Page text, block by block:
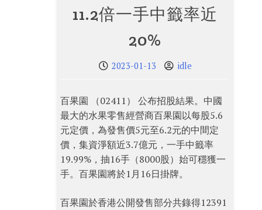
11.2倍一手中籤率近
20%
2023-01-13 idle
百果園 （02411） 公布招股結果。中國
最大的水果零售經營商百果園以每股5.6
元定價，為發售價5元至6.2元的中間定
價，集資淨額近3.7億元，一手中籤率
19.99%，抽16手（8000股）始可穩獲一
手。百果園將於1月16日掛牌。
百果園於香港公開發售部分共錄得12391